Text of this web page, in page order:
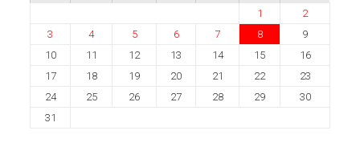
1
2
3
4 5 6 7 8
9
10
11 12 13 14 15
16
17
18 19 20 21 22
23
24
25 26 27 28 29
30
31